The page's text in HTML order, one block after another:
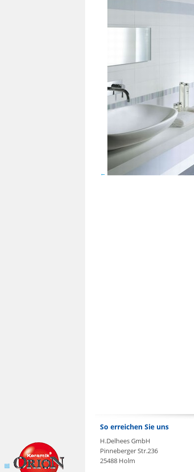
So erreichen Sie uns
H.Delhees GmbH
Pinneberger Str.236
25488 Holm